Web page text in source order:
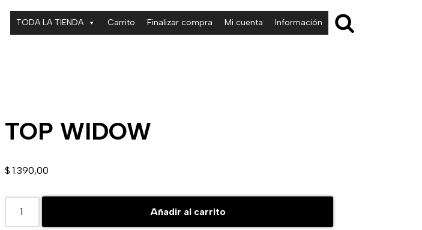
TODA LA TIENDA Carrito Finalizar compra Mi cuenta Información
TOP WIDOW
$ 1.390,00
Añadir al carrito